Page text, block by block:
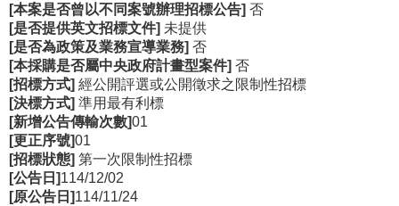
服
務
信
箱
網
站
導
覽
[本案是否曾以不同案號辦理招標公告] 否
[是否提供英文招標文件] 未提供
[是否為政策及業務宣導業務] 否
[本採購是否屬中央政府計畫型案件] 否
[招標方式] 經公開評選或公開徵求之限制性招標
[決標方式] 準用最有利標
[新增公告傳輸次數]01
[更正序號]01
[招標狀態] 第一次限制性招標
[公告日]114/12/02
[原公告日]114/11/24